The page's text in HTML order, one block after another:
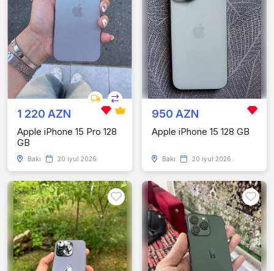
1 220 AZN
Apple iPhone 15 Pro 128
GB
Bakı 20 iyul 2026
950 AZN
Apple iPhone 15 128 GB
Bakı 20 iyul 2026